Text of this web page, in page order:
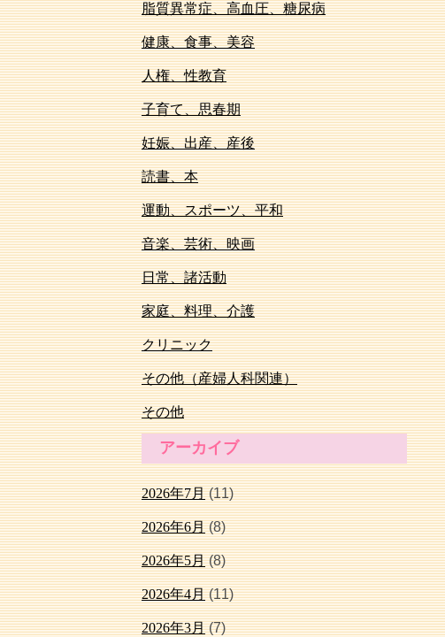
脂質異常症、高血圧、糖尿病
健康、食事、美容
人権、性教育
子育て、思春期
妊娠、出産、産後
読書、本
運動、スポーツ、平和
音楽、芸術、映画
日常、諸活動
家庭、料理、介護
クリニック
その他（産婦人科関連）
その他
アーカイブ
2026年7月(11)
2026年6月(8)
2026年5月(8)
2026年4月(11)
2026年3月(7)